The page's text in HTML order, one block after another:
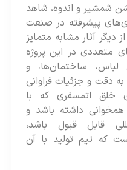
و اندوه، شاهد
پیشرفته در صنعت
مشابه متمایز
در این پروژه
ساختمان‌ها، و
جزئیات فراوانی
اتمسفری که با
داشته باشد و
قبول باشد،
تولید با آن